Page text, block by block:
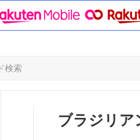
ブラジリア